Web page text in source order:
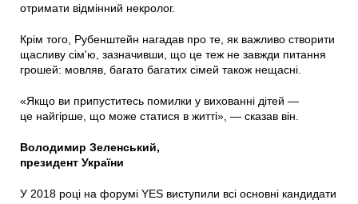
отримати відмінний некролог.
Крім того, Рубенштейн нагадав про те, як важливо створити
щасливу сім'ю, зазначивши, що це теж не завжди питання
грошей: мовляв, багато багатих сімей також нещасні.
«Якщо ви припуститесь помилки у вихованні дітей —
це найгірше, що може статися в житті», — сказав він.
Володимир Зеленський,
президент України
У 2018 році на форумі YES виступили всі основні кандидати